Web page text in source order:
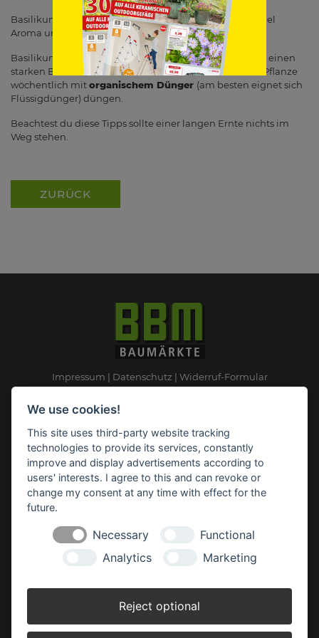
Basilikum sollte nicht zur Blüte kommen, da es sonst viel
Aroma und Geschmack verliert.
Basilikum ist ein Starkzehrer, das heißt, die Pflanze hat einen
starken Bedarf an Nährstoffen. Deshalb solltest du die Pflanze
wöchentlich mitorganischem Dünger (am besten eignet sich
Flüssigdünger) düngen.
Beachtest du diese Tipps sollte einer langen Ernte nichts im
Weg stehen.
ZURÜCK
Impressum Datenschutz Widerruf-Formular
BBM Baumarkt Parchim
Neuhofer Weiche 1,
19370 Parchim
Telefon: 03871 62 54 0
8.00 - 19.00 Uhr
Samstag:
We use cookies!
This site uses third-party website tracking
technologies to provide its services, constantly
improve and display advertisements according to
users' interests. I agree to this and can revoke or
change my consent at any time with effect for the
future.
Necessary
Functional
Analytics
Marketing
Reject optional